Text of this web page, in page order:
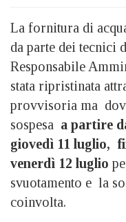
La fornitura di
da parte dei tecnici
Responsabile
stata ripristinata
provvisoria ma
sospesa a partire
giovedì 11 luglio,
venerdì 12 luglio
svuotamento e la
coinvolta.